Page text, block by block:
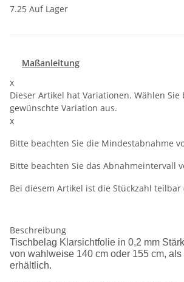
7.25 Auf Lager
Maßanleitung
x
Dieser Artikel hat Variationen. Wählen Sie
gewünschte Variation aus.
x
Bitte beachten Sie die Mindestabnahme
Bitte beachten Sie das Abnahmeintervall
Bei diesem Artikel ist die Stückzahl teilbar
Beschreibung
Tischbelag Klarsichtfolie in 0,2 mm
von wahlweise 140 cm oder 155 cm, als
erhältlich.